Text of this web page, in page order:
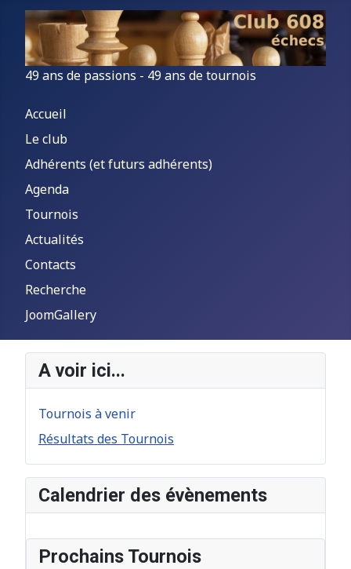
49 ans de passions - 49 ans de tournois
Accueil
Le club
Adhérents (et futurs adhérents)
Agenda
Tournois
Actualités
Contacts
Recherche
JoomGallery
A voir ici...
Tournois à venir
Résultats des Tournois
Calendrier des évènements
Prochains Tournois